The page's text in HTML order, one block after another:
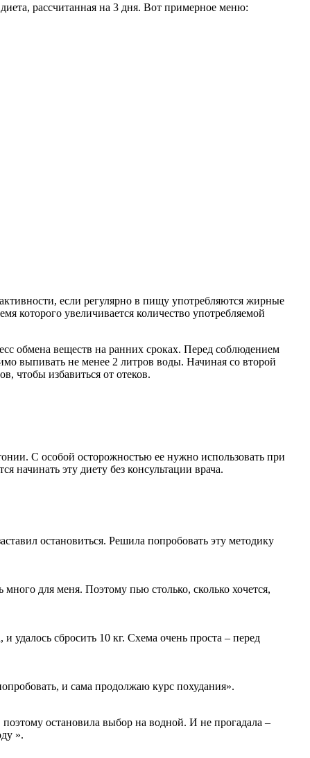
рассчитанная на 3 дня. Вот примерное меню:
если регулярно в пищу употребляются жирные
которого увеличивается количество употребляемой
обмена веществ на ранних сроках. Перед соблюдением
выпивать не менее 2 литров воды. Начиная со второй
чтобы избавиться от отеков.
С особой осторожностью ее нужно использовать при
начинать эту диету без консультации врача.
остановиться. Решила попробовать эту методику
для меня. Поэтому пью столько, сколько хочется,
сбросить 10 кг. Схема очень проста – перед
и сама продолжаю курс похудания».
поэтому остановила выбор на водной. И не прогадала –
».